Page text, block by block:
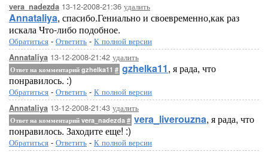
vera_nadezda 13-12-2008-21:36 удалить
Annataliya, спасибо.Гениально и своевременно,как раз
искала Что-либо подобное.
Обратиться - Ответить - К полной версии
Annataliya 13-12-2008-21:42 удалить
Ответ на комментарий gzhelka11 # gzhelka11, я рада, что
понравилось. :)
Обратиться - Ответить - К полной версии
Annataliya 13-12-2008-21:43 удалить
Ответ на комментарий vera_nadezda # vera_liverouzna, я рада, что
понравилось. Заходите еще! :)
Обратиться - Ответить - К полной версии